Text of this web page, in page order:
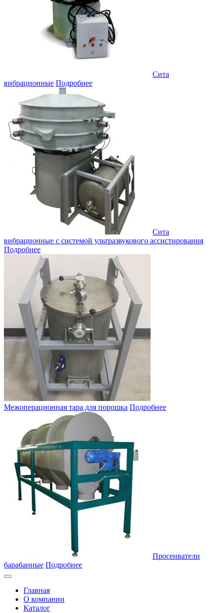
Сита
вибрационные Подробнее
Сита
вибрационные с системой ультразвукового ассистирования
Подробнее
Межоперационная тара для порошка Подробнее
Просеиватели
барабанные Подробнее
Главная
О компании
Каталог